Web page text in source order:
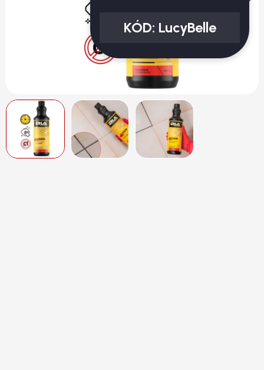
KÓD: LucyBelle